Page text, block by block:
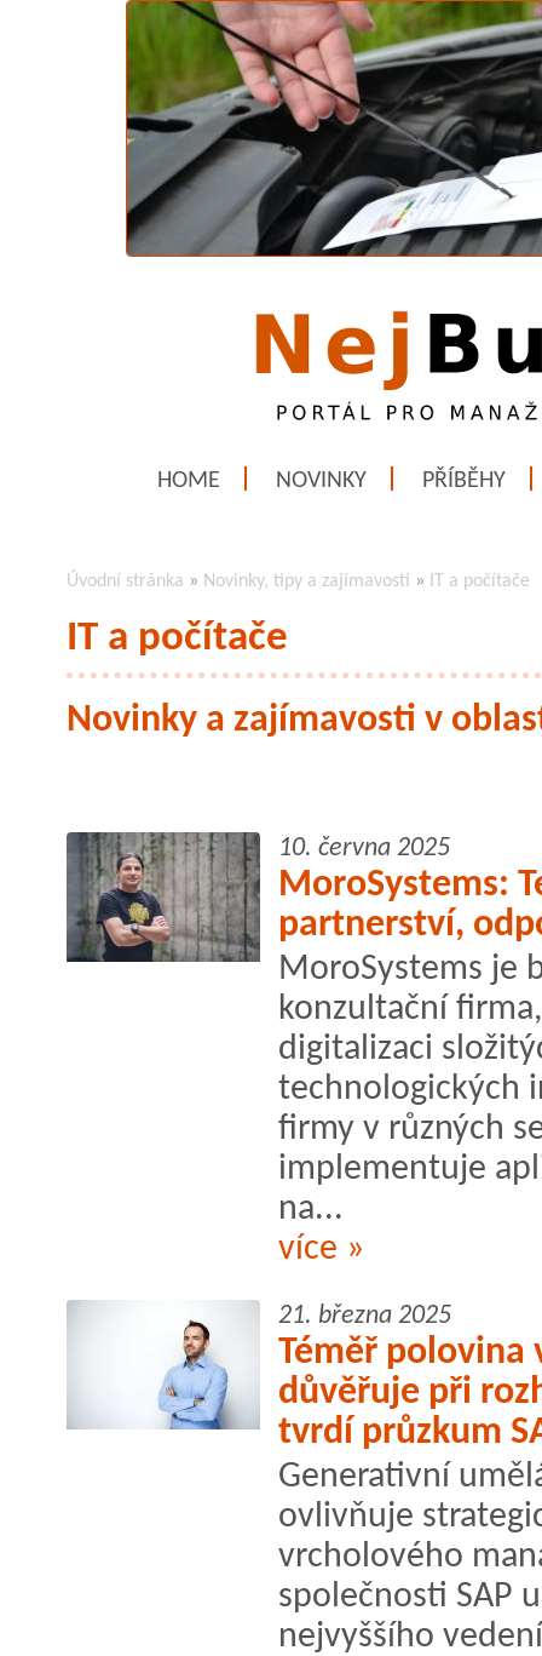
HOME NOVINKY PŘÍBĚHY
Úvodní stránka » Novinky, tipy a zajímavosti » IT a počítače
IT a počítače
Novinky a zajímavosti v
10. června 2025
MoroSystems:
partnerství,
MoroSystems je
konzultační
digitalizaci
technologických
firmy v různých
implementuje
na...
více »
21. března 2025
Téměř polovina
důvěřuje při
tvrdí průzkum
Generativní
ovlivňuje
vrcholového
společnosti SAP
nejvyššího